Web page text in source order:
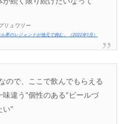
リュワリー
界のレジェンドが地元で挑む」（2022年1月）
ので、ここで飲んでもらえる
違う”個性のある”ビールづ
い”